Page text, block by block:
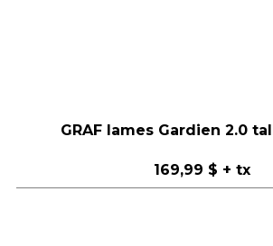
GRAF lames Gardien 2.0
169,99 $ + tx